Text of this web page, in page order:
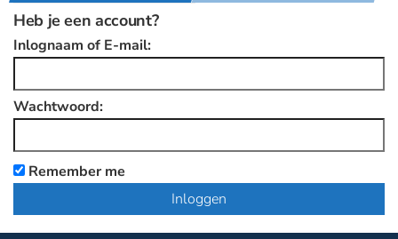
Heb je een account?
Inlognaam of E-mail:
Wachtwoord:
Remember me